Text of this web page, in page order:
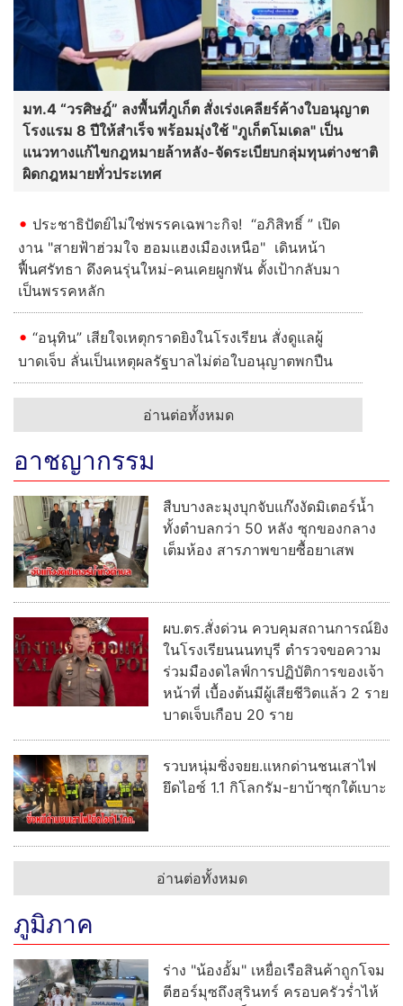
มท.4 “วรศิษฎ์” ลงพื้นที่ภูเก็ต สั่งเร่งเคลียร์ค้างใบอนุญาต
โรงแรม 8 ปีให้สำเร็จ พร้อมมุ่งใช้ "ภูเก็ตโมเดล" เป็น
แนวทางแก้ไขกฎหมายล้าหลัง-จัดระเบียบกลุ่มทุนต่างชาติ
ผิดกฎหมายทั่วประเทศ
ประชาธิปัตย์ไม่ใช่พรรคเฉพาะกิจ! “อภิสิทธิ์ ” เปิด
งาน "สายฟ้าฮ่วมใจ ฮอมแฮงเมืองเหนือ" เดินหน้า
ฟื้นศรัทธา ดึงคนรุ่นใหม่-คนเคยผูกพัน ตั้งเป้ากลับมา
เป็นพรรคหลัก
“อนุทิน” เสียใจเหตุกราดยิงในโรงเรียน สั่งดูแลผู้
บาดเจ็บ ลั่นเป็นเหตุผลรัฐบาลไม่ต่อใบอนุญาตพกปืน
อ่านต่อทั้งหมด
อาชญากรรม
สืบบางละมุงบุกจับแก๊งงัดมิเตอร์น้ำ
ทั้งตำบลกว่า 50 หลัง ซุกของกลาง
เต็มห้อง สารภาพขายซื้อยาเสพ
ผบ.ตร.สั่งด่วน ควบคุมสถานการณ์ยิง
ในโรงเรียนนนทบุรี ตำรวจขอความ
ร่วมมืองดไลฟ์การปฏิบัติการของเจ้า
หน้าที่ เบื้องต้นมีผู้เสียชีวิตแล้ว 2 ราย
บาดเจ็บเกือบ 20 ราย
รวบหนุ่มซิ่งจยย.แหกด่านชนเสาไฟ
ยึดไอซ์ 1.1 กิโลกรัม-ยาบ้าซุกใต้เบาะ
อ่านต่อทั้งหมด
ภูมิภาค
ร่าง "น้องอั้ม" เหยื่อเรือสินค้าถูกโจม
ตีฮอร์มุซถึงสุรินทร์ ครอบครัวร่ำไห้